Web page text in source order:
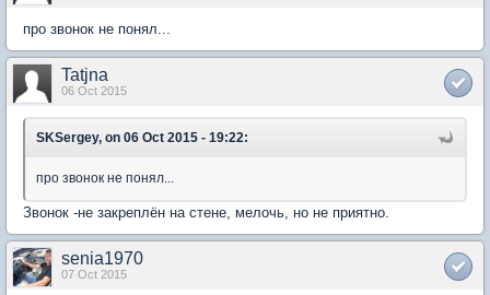
про звонок не понял...
Tatjna
06 Oct 2015
SKSergey, on 06 Oct 2015 - 19:22:
про звонок не понял...
Звонок -не закреплён на стене, мелочь, но не приятно.
senia1970
07 Oct 2015